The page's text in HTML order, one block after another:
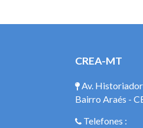
CREA-MT
Av.
Bairro Araés -
Telefones :